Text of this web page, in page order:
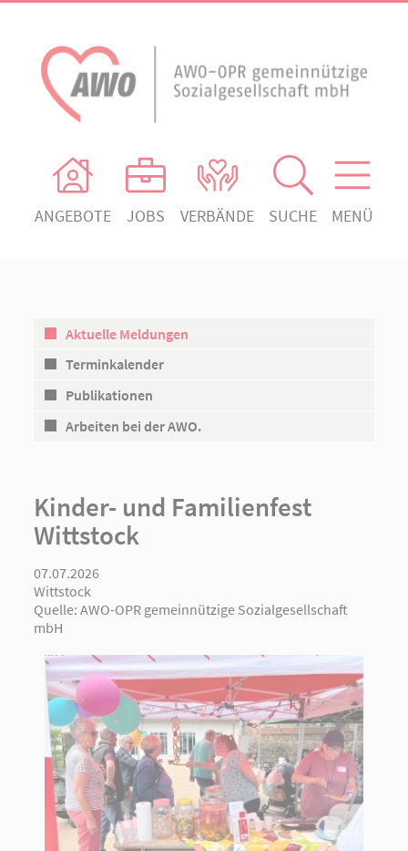
ANGEBOTE JOBS VERBÄNDE SUCHE MENÜ
AWO Ortsverein Rheinsberg
Aktuelle Meldungen
Terminkalender
Publikationen
Arbeiten bei der AWO.
Kinder- und Familienfest
Wittstock
07.07.2026
Wittstock
Quelle: AWO-OPR gemeinnützige Sozialgesellschaft
mbH